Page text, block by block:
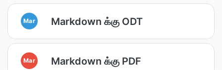
Mar Markdown க்கு ODT
Mar Markdown க்கு PDF